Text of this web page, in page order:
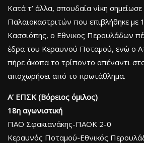
Κατά τ’ άλλα, σπουδαία νίκη σημείωσε
Παλαιοκαστριτών που επιβλήθηκε με
Κασσιόπης, o Εθνικος Περουλάδων
έδρα του Κεραυνού Ποταμού, ενώ ο
πήρε άκοπα το τρίποντο απέναντι
αποχωρήσει από το πρωτάθλημα.
Α’ ΕΠΣΚ (Βόρειος όμιλος)
18η αγωνιστική
ΠΑΟ Σφακιανάκης-ΠΑΟΚ 2-0
Κεραυνός Ποταμού-Εθνικός